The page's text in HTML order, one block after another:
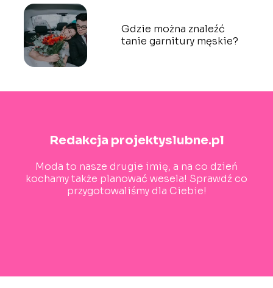
Gdzie można znaleźć
tanie garnitury męskie?
Redakcja projektyslubne.pl
Moda to nasze drugie imię, a na co dzień
kochamy także planować wesela! Sprawdź co
przygotowaliśmy dla Ciebie!